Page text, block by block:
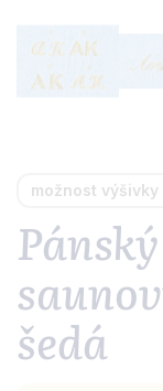
možnost
šedá